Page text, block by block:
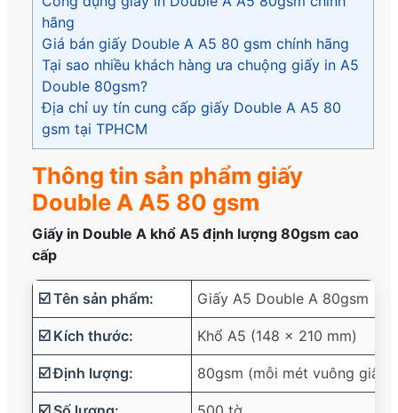
hãng
Giá bán giấy Double A A5 80 gsm chính hãng
Tại sao nhiều khách hàng ưa chuộng giấy in A5
Double 80gsm?
Địa chỉ uy tín cung cấp giấy Double A A5 80
gsm tại TPHCM
Thông tin sản phẩm giấy
Double A A5 80 gsm
Giấy in Double A khổ A5 định lượng 80gsm cao
cấp
☑️ Tên sản phẩm: Giấy A5 Double A 80gsm
☑️ Kích thước: Khổ A5 (148 x 210 mm)
☑️ Định lượng: 80gsm (mỗi mét vuông giấy